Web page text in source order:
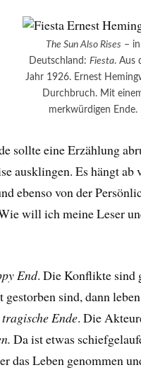
The Sun Also Rises – in
Deutschland: Fiesta. Aus
Jahr 1926. Ernest
Durchbruch. Mit
merkwürdigen Ende.
sollte eine Erzählung
ausklingen. Es hängt ab
ebenso von der
will ich meine Leser
End. Die Konflikte sind
sind, dann
tragische Ende. Die
Da ist etwas
das Leben genommen